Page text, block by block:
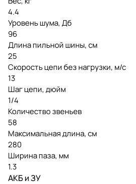
4.4
Уровень шума, Дб
96
Длина пильной шины, см
25
Скорость цепи без нагрузки, м/с
13
Шаг цепи, дюйм
1/4
Количество звеньев
58
Максимальная длина, см
280
Ширина паза, мм
1.3
АКБ и ЗУ